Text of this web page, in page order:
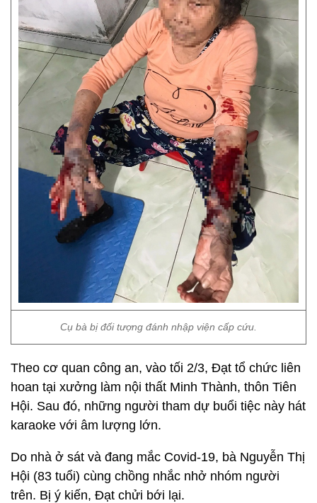
Cụ bà bị đối tượng đánh nhập viện cấp cứu.
Theo cơ quan công an, vào tối 2/3, Đạt tổ chức liên
hoan tại xưởng làm nội thất Minh Thành, thôn Tiên
Hội. Sau đó, những người tham dự buổi tiệc này hát
karaoke với âm lượng lớn.
Do nhà ở sát và đang mắc Covid-19, bà Nguyễn Thị
Hội (83 tuổi) cùng chồng nhắc nhở nhóm người
trên. Bị ý kiến, Đạt chửi bới lại.